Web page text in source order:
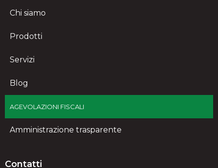
Chi siamo
Prodotti
Servizi
Blog
AGEVOLAZIONI FISCALI
Amministrazione trasparente
Contatti